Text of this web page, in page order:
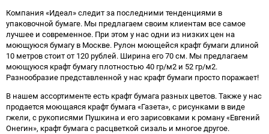
Компания «Идеал» следит за последними тенденциями в
упаковочной бумаге. Мы предлагаем своим клиентам все самое
лучшее и современное. При этом у нас одни из низких цен на
моющуюся бумагу в Москве. Рулон моющейся крафт бумаги длиной
10 метров стоит от 120 рублей. Ширина его 70 см. Мы предлагаем
моющуюся крафт бумагу плотностью 40 гр/м2 и 52 гр/м2.
Разнообразие представленной у нас крафт бумаги просто поражает!
В нашем ассортименте есть крафт бумага разных цветов. Также у нас
продается моющаяся крафт бумага «Газета», с рисунками в виде
гжели, с рукописями Пушкина и его зарисовками к роману «Евгений
Онегин», крафт бумага с расцветкой сизаль и многое другое.